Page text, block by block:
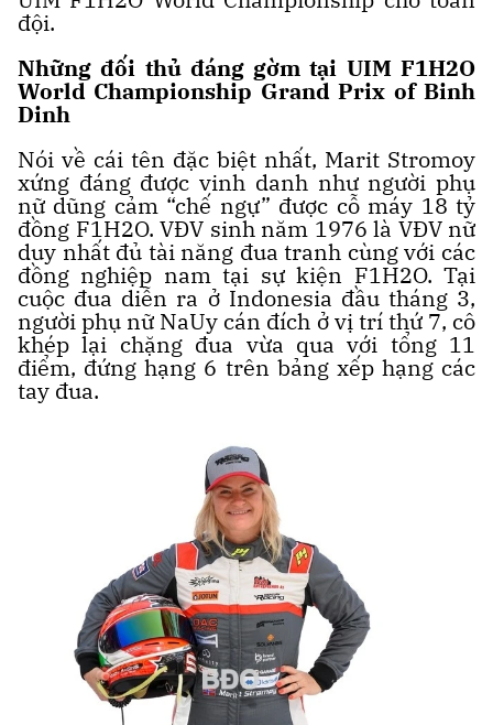
đội.
Những đối thủ đáng gờm tại UIM F1H2O
World Championship Grand Prix of Binh
Dinh
Nói về cái tên đặc biệt nhất, Marit Stromoy
xứng đáng được vinh danh như người phụ
nữ dũng cảm “chế ngự” được cỗ máy 18 tỷ
đồng F1H2O. VĐV sinh năm 1976 là VĐV nữ
duy nhất đủ tài năng đua tranh cùng với các
đồng nghiệp nam tại sự kiện F1H2O. Tại
cuộc đua diễn ra ở Indonesia đầu tháng 3,
người phụ nữ NaUy cán đích ở vị trí thứ 7, cô
khép lại chặng đua vừa qua với tổng 11
điểm, đứng hạng 6 trên bảng xếp hạng các
tay đua.